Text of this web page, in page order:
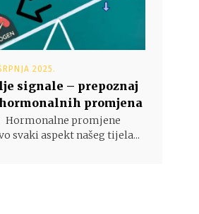
2025.
signale – prepoznaj
promjena
Hormonalne promjene
svaki aspekt našeg tijela...